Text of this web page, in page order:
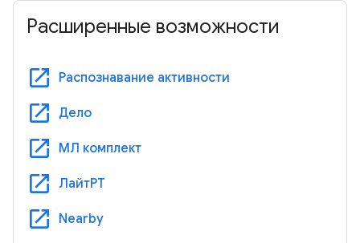
Расширенные возможности
open_in_new Распознавание активности
open_in_new Дело
open_in_new МЛ комплект
open_in_new ЛайтРТ
open_in_new Nearby